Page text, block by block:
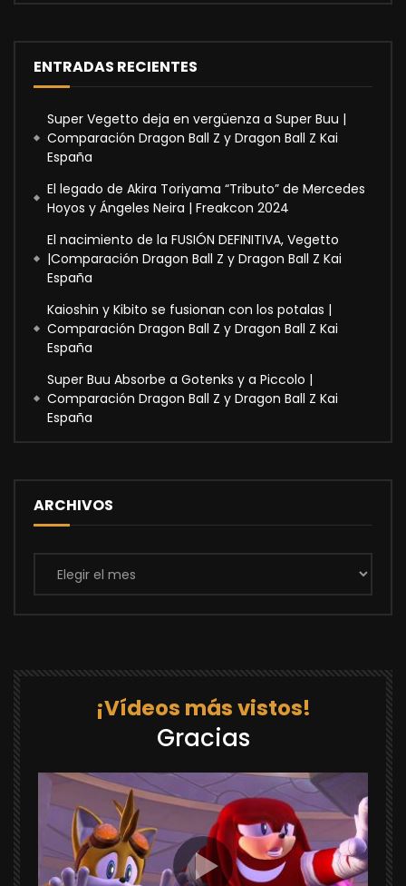
ENTRADAS RECIENTES
Super Vegetto deja en vergüenza a Super Buu |
Comparación Dragon Ball Z y Dragon Ball Z Kai
España
El legado de Akira Toriyama “Tributo” de Mercedes
Hoyos y Ángeles Neira | Freakcon 2024
El nacimiento de la FUSIÓN DEFINITIVA, Vegetto
|Comparación Dragon Ball Z y Dragon Ball Z Kai
España
Kaioshin y Kibito se fusionan con los potalas |
Comparación Dragon Ball Z y Dragon Ball Z Kai
España
Super Buu Absorbe a Gotenks y a Piccolo |
Comparación Dragon Ball Z y Dragon Ball Z Kai
España
ARCHIVOS
Archivos
¡Vídeos más vistos!
Gracias